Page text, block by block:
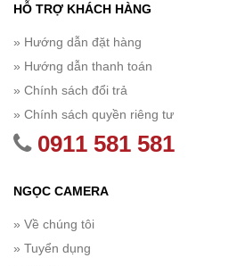
HỖ TRỢ KHÁCH HÀNG
» Hướng dẫn đặt hàng
» Hướng dẫn thanh toán
» Chính sách đổi trả
» Chính sách quyền riêng tư
0911 581 581
NGỌC CAMERA
» Về chúng tôi
» Tuyển dụng